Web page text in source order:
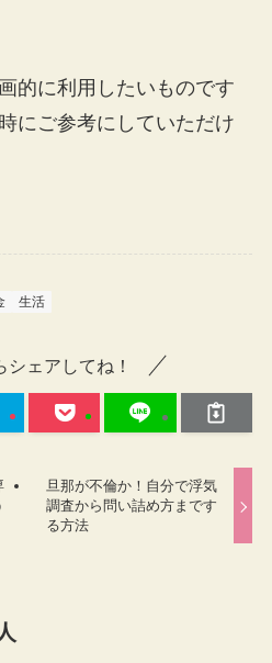
的に利用したいものです
にご参考にしていただけ
生活
シェアしてね！
旦那が不倫か！自分で浮気
調査から問い詰め方まです
る方法